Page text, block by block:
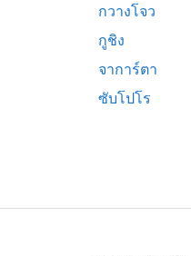
กวางโจว
กูชิง
จาการ์ตา
ซับโปโร